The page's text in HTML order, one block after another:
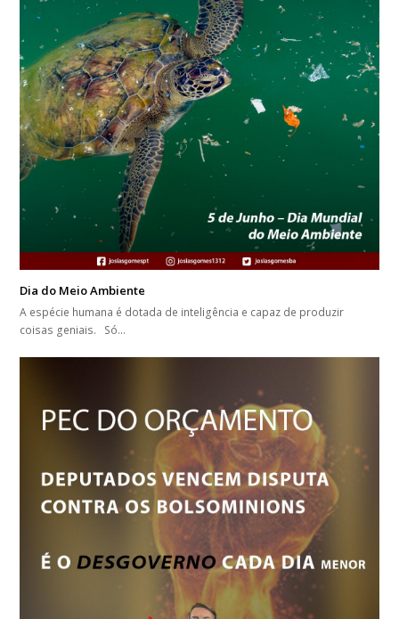
Dia do Meio Ambiente
A espécie humana é dotada de inteligência e capaz de produzir
coisas geniais. Só…